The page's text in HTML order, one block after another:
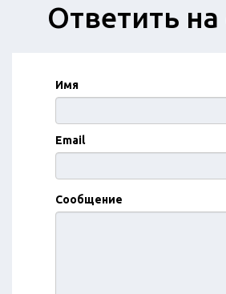
Ответить
Имя
Email
Сообщение